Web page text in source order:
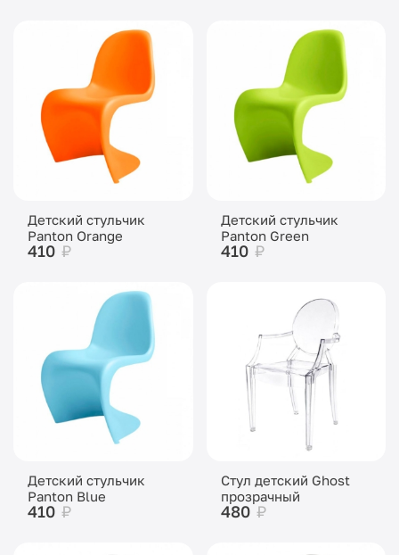
Детский стульчик
Panton Orange
410 ₽
Детский стульчик
Panton Green
410 ₽
Детский стульчик
Panton Blue
410 ₽
Стул детский Ghost
прозрачный
480 ₽